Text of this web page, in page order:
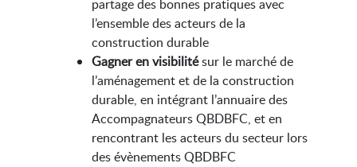
partage des bonnes pratiques avec
l’ensemble des acteurs de la
construction durable
Gagner en visibilitésur le marché de
l’aménagement et de la construction
durable, en intégrant l’annuaire des
Accompagnateurs QBDBFC, et en
rencontrant les acteurs du secteur lors
des évènements QBDBFC